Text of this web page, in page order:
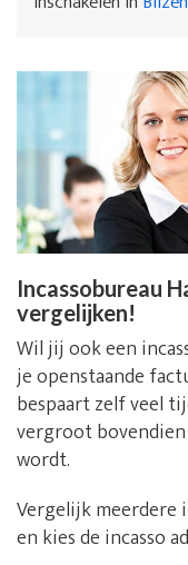
Incassobureau
vergelijken!
Wil jij ook een
je openstaande
bespaart zelf veel
vergroot
wordt.
Vergelijk meerdere
en kies de incasso